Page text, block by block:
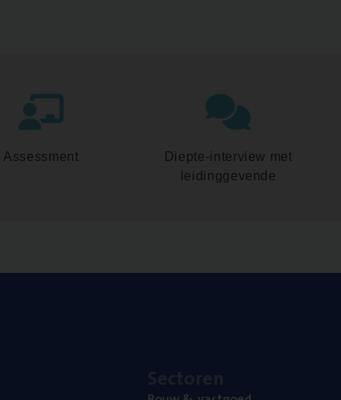
Assessment
Diepte-interview met
leidinggevende